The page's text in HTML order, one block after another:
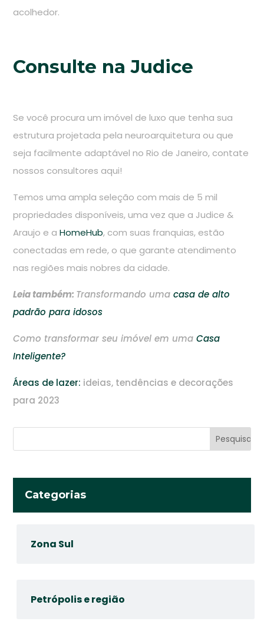
acolhedor.
Consulte na Judice
Se você procura um imóvel de luxo que tenha sua
estrutura projetada pela neuroarquitetura ou que
seja facilmente adaptável no Rio de Janeiro, contate
nossos consultores aqui!
Temos uma ampla seleção com mais de 5 mil
propriedades disponíveis, uma vez que a Judice &
Araujo e aHomeHub, com suas franquias, estão
conectadas em rede, o que garante atendimento
nas regiões mais nobres da cidade.
Leia também: Transformando umacasa de alto
padrão para idosos
Como transformar seu imóvel em umaCasa
Inteligente?
Áreas de lazer: ideias, tendências e decorações
para 2023
Categorias
Zona Sul
Petrópolis e região